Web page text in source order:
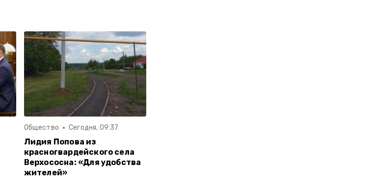
Общество Сегодня, 09:37
Лидия Попова из
красногвардейского села
Верхососна: «Для удобства
жителей»